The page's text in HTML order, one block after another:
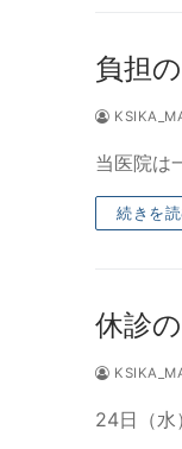
負担
当医院は
続きを
休診
24日（水